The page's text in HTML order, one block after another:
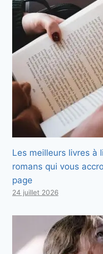
Les meilleurs livres à
romans qui vous
page
24 juillet 2026